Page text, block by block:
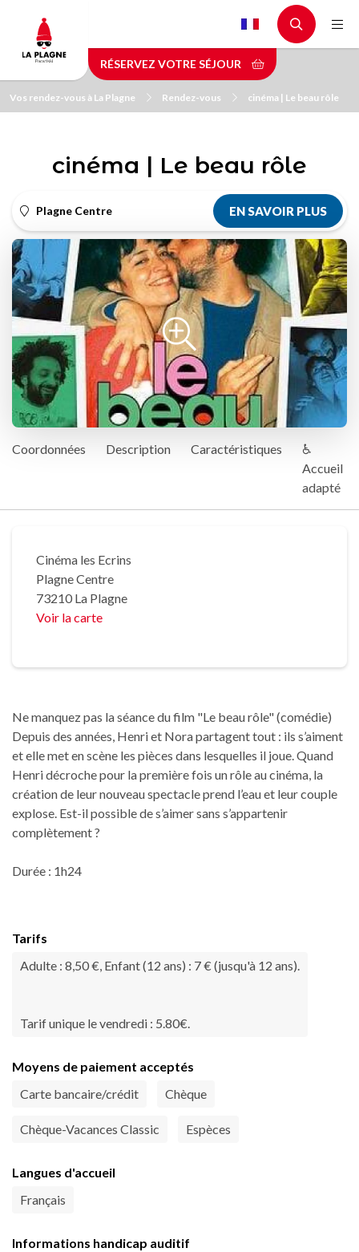
contenu
principal
RÉSERVEZ VOTRE SÉJOUR
Vos rendez-vous à La Plagne Rendez-vous cinéma | Le beau rôle
cinéma | Le beau rôle
Plagne Centre EN SAVOIR PLUS
Coordonnées Description Caractéristiques
♿
Accueil
adapté
Cinéma les Ecrins
Plagne Centre
73210 La Plagne
Voir la carte
Ne manquez pas la séance du film "Le beau rôle" (comédie)
Depuis des années, Henri et Nora partagent tout : ils s’aiment
et elle met en scène les pièces dans lesquelles il joue. Quand
Henri décroche pour la première fois un rôle au cinéma, la
création de leur nouveau spectacle prend l’eau et leur couple
explose. Est-il possible de s’aimer sans s’appartenir
complètement ?
Durée : 1h24
Tarifs
Adulte : 8,50 €, Enfant (12 ans) : 7 € (jusqu'à 12 ans).
Tarif unique le vendredi : 5.80€.
Moyens de paiement acceptés
Carte bancaire/crédit
Chèque
Chèque-Vacances Classic Espèces
Langues d'accueil
Français
Informations handicap auditif